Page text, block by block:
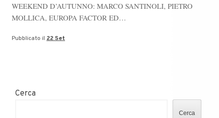
WEEKEND D’AUTUNNO: MARCO SANTINOLI, PIETRO
MOLLICA, EUROPA FACTOR ED…
Pubblicato il 22 Set
Cerca
Cerca